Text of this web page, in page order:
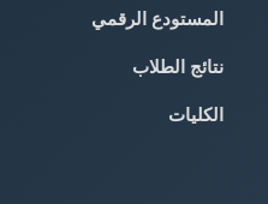
المستودع الرقمي
نتائج الطلاب
الكليات